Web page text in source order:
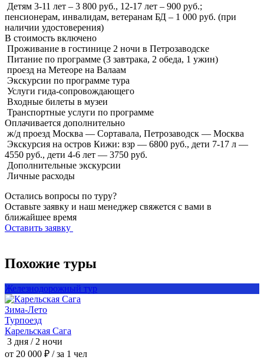
Детям 3-11 лет – 3 800 руб., 12-17 лет – 900 руб.;
пенсионерам, инвалидам, ветеранам БД – 1 000 руб. (при
наличии удостоверения)
В стоимость включено
Проживание в гостинице 2 ночи в Петрозаводске
Питание по программе (3 завтрака, 2 обеда, 1 ужин)
проезд на Метеоре на Валаам
Экскурсии по программе тура
Услуги гида-сопровождающего
Входные билеты в музеи
Транспортные услуги по программе
Оплачивается дополнительно
ж/д проезд Москва — Сортавала, Петрозаводск — Москва
Экскурсия на остров Кижи: взр — 6800 руб., дети 7-17 л —
4550 руб., дети 4-6 лет — 3750 руб.
Дополнительные экскурсии
Личные расходы
Остались вопросы по туру?
Оставьте заявку и наш менеджер свяжется с вами в
ближайшее время
Оставить заявку
Похожие туры
Железнодорожный тур
Зима-Лето
Турпоезд
Карельская Сага
3 дня / 2 ночи
от 20 000 ₽ / за 1 чел